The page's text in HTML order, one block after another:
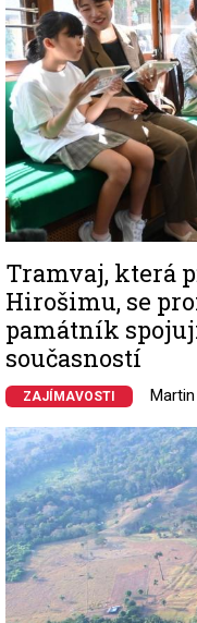
Tramvaj, která
Hirošimu, se
památník
současností
ZAJÍMAVOSTI
Image